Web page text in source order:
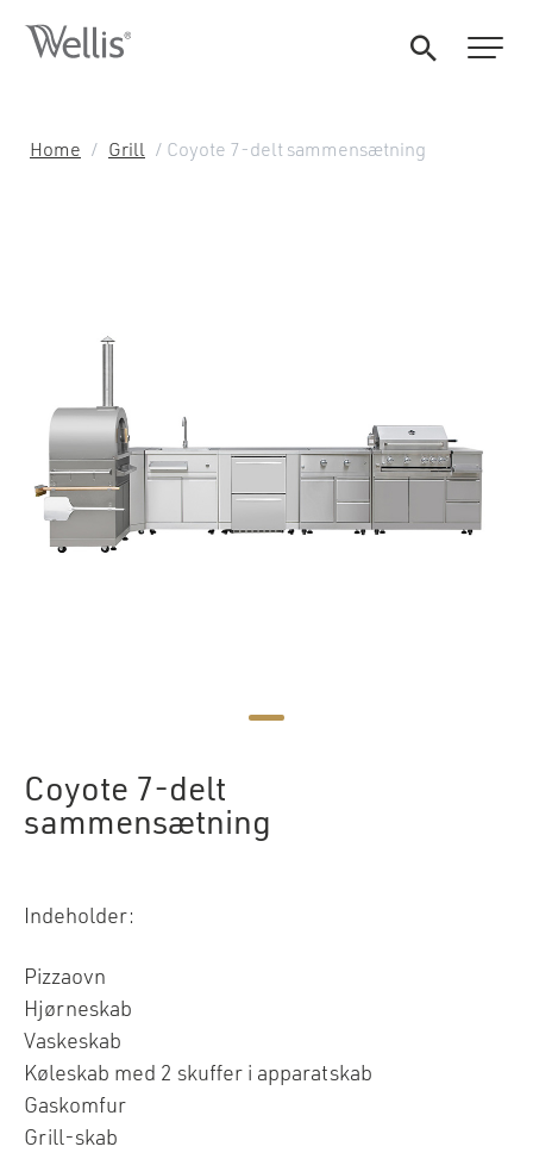
Home / Grill / Coyote 7-delt sammensætning
Coyote 7-delt
sammensætning
Indeholder:
Pizzaovn
Hjørneskab
Vaskeskab
Køleskab med 2 skuffer i apparatskab
Gaskomfur
Grill-skab